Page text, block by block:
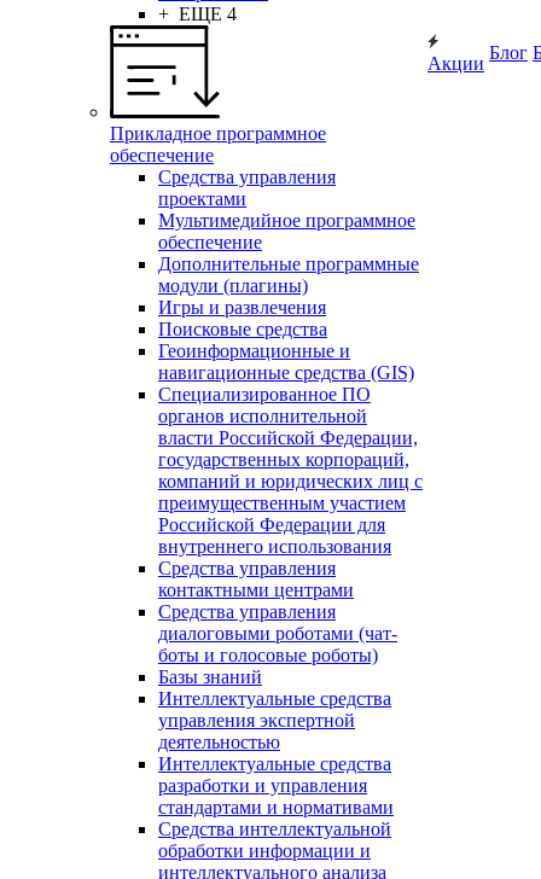
+ ЕЩЕ 4
Прикладное программное
обеспечение
Средства управления
проектами
Мультимедийное программное
обеспечение
Дополнительные программные
модули (плагины)
Игры и развлечения
Поисковые средства
Геоинформационные и
навигационные средства (GIS)
Специализированное ПО
органов исполнительной
власти Российской Федерации,
государственных корпораций,
компаний и юридических лиц с
преимущественным участием
Российской Федерации для
внутреннего использования
Средства управления
контактными центрами
Средства управления
диалоговыми роботами (чат-
боты и голосовые роботы)
Базы знаний
Интеллектуальные средства
управления экспертной
деятельностью
Интеллектуальные средства
разработки и управления
стандартами и нормативами
Средства интеллектуальной
обработки информации и
интеллектуального анализа
Акции
Блог